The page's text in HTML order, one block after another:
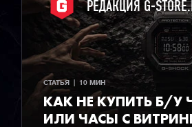
РЕДАКЦИЯ G-
СТАТЬЯ  |  10 МИН
КАК НЕ КУПИТЬ Б/У
ИЛИ ЧАСЫ С